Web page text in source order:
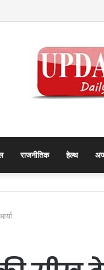
मुख्य सचिव ने NCORD बैठक
राजनीतिक हेल्थ